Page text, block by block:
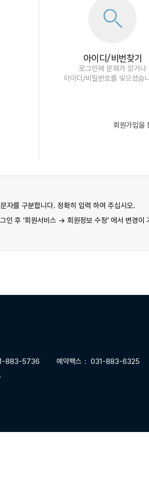
아이디/비번찾기
로그인에 문제가 있거나
아이디/비밀번호를 잊으셨습
회원가입을
자를 구분합니다. 정확히 입력 하여 주십시오.
인 후 ‘회원서비스 → 회원정보 수정’ 에서 변경이
883-5736 예약팩스
031-883-6325